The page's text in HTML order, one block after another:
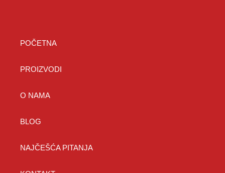
POČETNA
PROIZVODI
O NAMA
BLOG
NAJČEŠĆA PITANJA